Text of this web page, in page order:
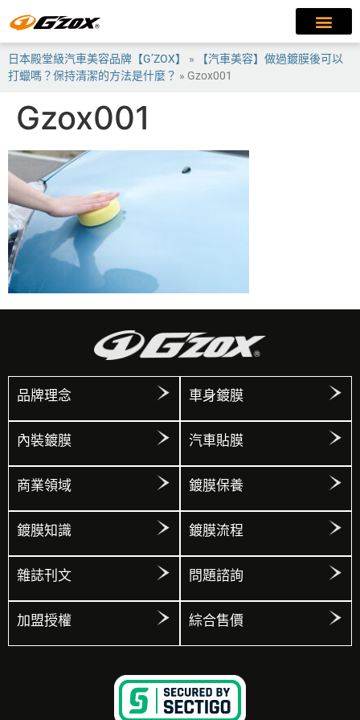
日本殿堂級汽車美容品牌【G’ZOX】 »
【汽車美容】做過鍍膜後可以
打蠟嗎？保持清潔的方法是什麼？ » Gzox001
Gzox001
品牌理念 車身鍍膜
內裝鍍膜 汽車貼膜
商業領域 鍍膜保養
鍍膜知識 鍍膜流程
雜誌刊文 問題諮詢
加盟授權 綜合售價